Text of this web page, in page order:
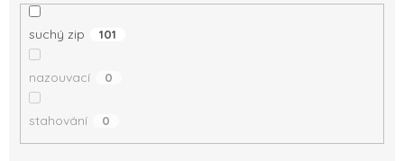
suchý zip 101
nazouvací 0
stahování 0